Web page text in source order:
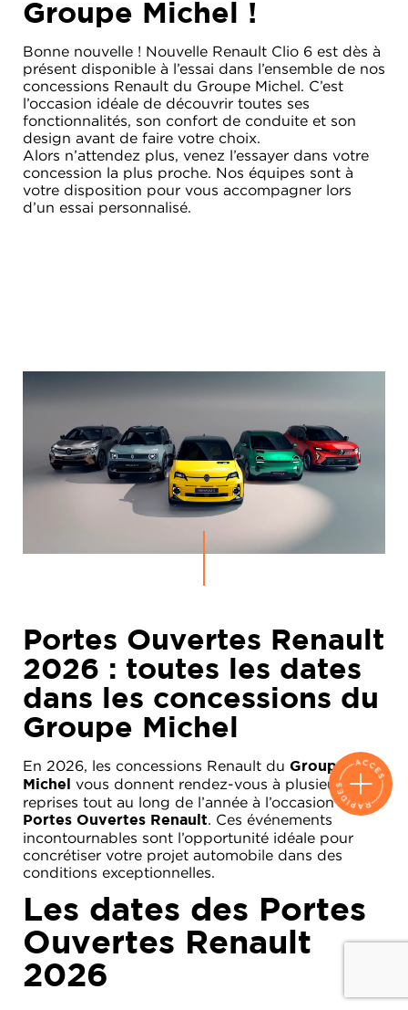
Groupe Michel !
Bonne nouvelle ! Nouvelle Renault Clio 6 est dès à
présent disponible à l’essai dans l’ensemble de nos
concessions Renault du Groupe Michel. C’est
l’occasion idéale de découvrir toutes ses
fonctionnalités, son confort de conduite et son
design avant de faire votre choix.
Alors n’attendez plus, venez l’essayer dans votre
concession la plus proche. Nos équipes sont à
votre disposition pour vous accompagner lors
d’un essai personnalisé.
Portes Ouvertes Renault
2026 : toutes les dates
dans les concessions du
Groupe Michel
En 2026, les concessions Renault du Groupe
Michel
vous donnent rendez-vous à plusieurs
reprises tout au long de l’année à l’occasion des
Portes Ouvertes Renault. Ces événements
incontournables sont l’opportunité idéale pour
concrétiser votre projet automobile dans des
conditions exceptionnelles.
Les dates des Portes
Ouvertes Renault
2026